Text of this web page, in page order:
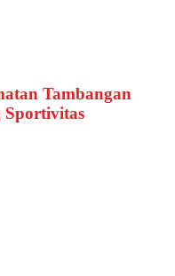
Tambangan
Sportivitas